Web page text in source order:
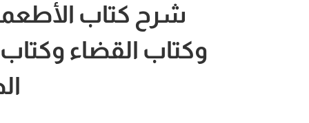
شرح كتاب الأطعمة
وكتاب القضاء